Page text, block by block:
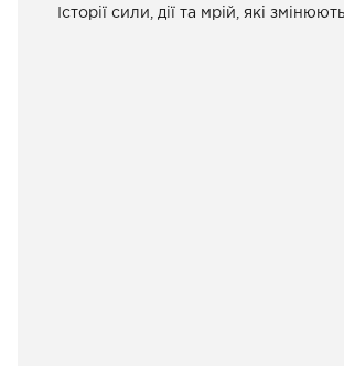
Історії сили, дії та мрій, які